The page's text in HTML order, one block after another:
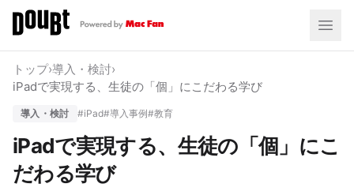
トップ›導入・検討›
iPadで実現する、生徒の「個」にこだわる学び
導入・検討 #iPad#導入事例#教育
iPadで実現する、生徒の「個」にこ
だわる学び